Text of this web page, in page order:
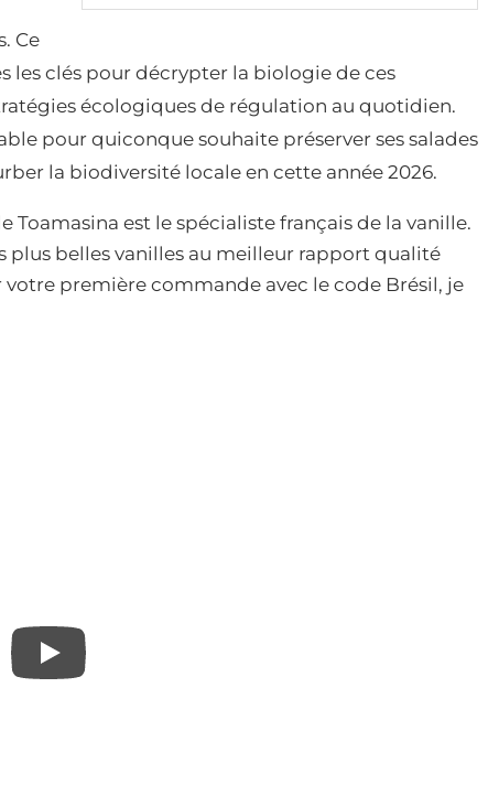
Ce
les clés pour décrypter la biologie de ces
écologiques de régulation au quotidien.
pour quiconque souhaite préserver ses salades
la biodiversité locale en cette année 2026.
Toamasina est le spécialiste français de la vanille.
plus belles vanilles au meilleur rapport qualité
votre première commande avec le code Brésil, je